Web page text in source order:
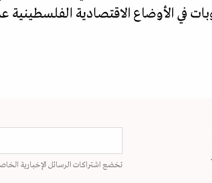
في الأوضاع الاقتصادية الفلسطينية
تخضع اشتراكات الرسائل الإخبارية